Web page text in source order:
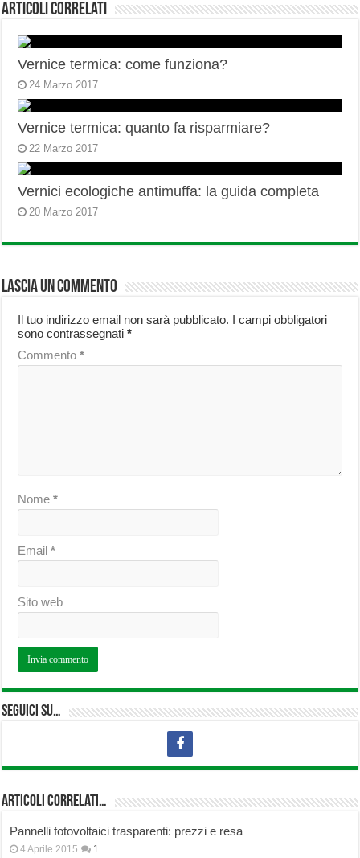
Articoli correlati
Vernice termica: come funziona?
24 Marzo 2017
Vernice termica: quanto fa risparmiare?
22 Marzo 2017
Vernici ecologiche antimuffa: la guida completa
20 Marzo 2017
Lascia un commento
Il tuo indirizzo email non sarà pubblicato. I campi obbligatori
sono contrassegnati*
Commento*
Nome*
Email*
Sito web
Seguici su…
Articoli correlati…
Pannelli fotovoltaici trasparenti: prezzi e resa
4 Aprile 2015 1